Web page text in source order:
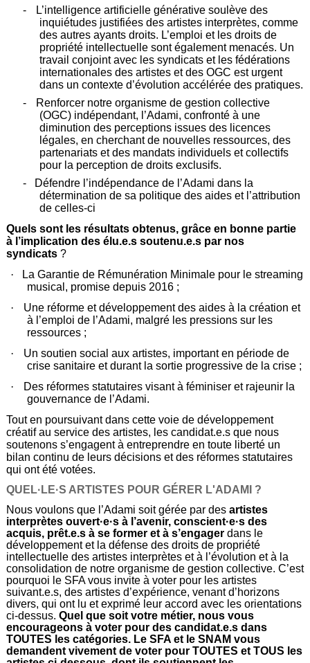
-
L’intelligence artificielle générative soulève des
inquiétudes justifiées des artistes interprètes, comme
des autres ayants droits. L’emploi et les droits de
propriété intellectuelle sont également menacés. Un
travail conjoint avec les syndicats et les fédérations
internationales des artistes et des OGC est urgent
dans un contexte d’évolution accélérée des pratiques.
-
Renforcer notre organisme de gestion collective
(OGC) indépendant, l’Adami, confronté à une
diminution des perceptions issues des licences
légales, en cherchant de nouvelles ressources, des
partenariats et des mandats individuels et collectifs
pour la perception de droits exclusifs.
-
Défendre l’indépendance de l’Adami dans la
détermination de sa politique des aides et l’attribution
de celles-ci
Quels sont les résultats obtenus, grâce en bonne partie
à l’implication des élu.e.s soutenu.e.s par nos
syndicats ?
·
La Garantie de Rémunération Minimale pour le streaming
musical, promise depuis 2016 ;
·
Une réforme et développement des aides à la création et
à l’emploi de l’Adami, malgré les pressions sur les
ressources ;
·
Un soutien social aux artistes, important en période de
crise sanitaire et durant la sortie progressive de la crise ;
·
Des réformes statutaires visant à féminiser et rajeunir la
gouvernance de l’Adami.
Tout en poursuivant dans cette voie de développement
créatif au service des artistes, les candidat.e.s que nous
soutenons s’engagent à entreprendre en toute liberté un
bilan continu de leurs décisions et des réformes statutaires
qui ont été votées.
QUEL·LE·S ARTISTES POUR GÉRER L'ADAMI ?
Nous voulons que l’Adami soit gérée par des artistes
interprètes ouvert·e·s à l’avenir, conscient·e·s des
acquis, prêt.e.s à se former et à s’engagerdans le
développement et la défense des droits de propriété
intellectuelle des artistes interprètes et à l’évolution et à la
consolidation de notre organisme de gestion collective. C’est
pourquoi le SFA vous invite à voter pour les artistes
suivant.e.s, des artistes d’expérience, venant d’horizons
divers, qui ont lu et exprimé leur accord avec les orientations
ci-dessus. Quel que soit votre métier, nous vous
encourageons à voter pour des candidat.e.s dans
TOUTES les catégories. Le SFA et le SNAM vous
demandent vivement de voter pour TOUTES et TOUS les